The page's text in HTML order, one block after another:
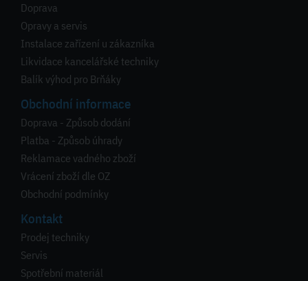
Doprava
Opravy a servis
Instalace zařízení u zákazníka
Likvidace kancelářské techniky
Balík výhod pro Brňáky
Obchodní informace
Doprava - Způsob dodání
Platba - Způsob úhrady
Reklamace vadného zboží
Vrácení zboží dle OZ
Obchodní podmínky
Kontakt
Prodej techniky
Servis
Spotřební materiál